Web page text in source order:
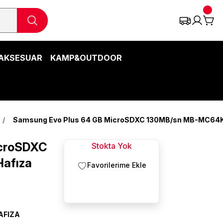
KAMP&OUTDOOR
Samsung Evo Plus 64 GB MicroSDXC 130MB/sn MB-
Stokta Yok